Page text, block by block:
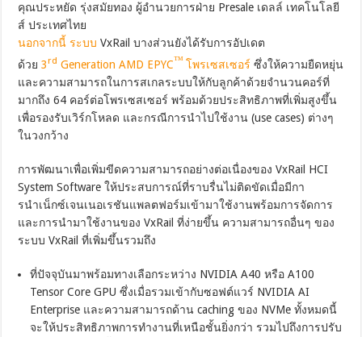
คุณประหยัด รุ่งสมัยทอง ผู้อำนวยการฝ่าย Presale เดลล์ เทคโนโลยี
ส์ ประเทศไทย
นอกจากนี้ ระบบVxRail บางส่วนยังได้รับการอัปเดต
ด้วย3rd Generation AMD EPYC™โพรเซสเซอร์ ซึ่งให้ความยืดหยุ่น
และความสามารถในการสเกลระบบให้กับลูกค้าด้วยจำนวนคอร์ที่
มากถึง 64 คอร์ต่อโพรเซสเซอร์ พร้อมด้วยประสิทธิภาพที่เพิ่มสูงขึ้น
เพื่อรองรับเวิร์กโหลด และกรณีการนำไปใช้งาน (use cases) ต่างๆ
ในวงกว้าง
การพัฒนาเพื่อเพิ่มขีดความสามารถอย่างต่อเนื่องของ VxRail HCI
System Software ให้ประสบการณ์ที่ราบรื่นไม่ติดขัดเมื่อมีกา
รนำเน็กซ์เจนเนอเรชันแพลตฟอร์มเข้ามาใช้งานพร้อมการจัดการ
และการนำมาใช้งานของ VxRail ที่ง่ายขึ้น ความสามารถอื่นๆ ของ
ระบบ VxRail ที่เพิ่มขึ้นรวมถึง
ที่ปัจจุบันมาพร้อมทางเลือกระหว่าง NVIDIA A40 หรือ A100
Tensor Core GPU ซึ่งเมื่อรวมเข้ากับซอฟต์แวร์ NVIDIA AI
Enterprise และความสามารถด้าน caching ของ NVMe ทั้งหมดนี้
จะให้ประสิทธิภาพการทำงานที่เหนือชั้นยิ่งกว่า รวมไปถึงการปรับ